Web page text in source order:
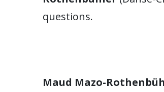
questions.
Maud Mazo-